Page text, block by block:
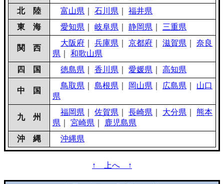
北 陸
富山県 石川県
福井県
東 海
愛知県 岐阜県 静岡県 三重県
関 西
大阪府 兵庫県 京都府 滋賀県
奈良
県
和歌山県
四 国
徳島県 香川県 愛媛県 高知県
中 国
鳥取県 島根県 岡山県 広島県
山口
県
九 州
福岡県 佐賀県 長崎県 大分県
熊本
県
宮崎県
鹿児島県
沖 縄
沖縄県
↑ 上へ ↑